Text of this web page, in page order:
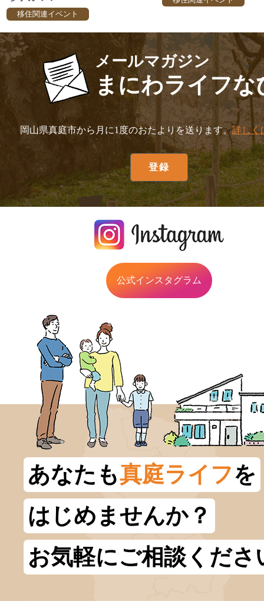
移住関連イベント
メールマガジン
まにわライフな
岡山県真庭市から月に1度のおたよりを送ります。詳しく
公式インスタグラム
あなたも真庭ライフを
はじめませんか？
お気軽にご相談くださ